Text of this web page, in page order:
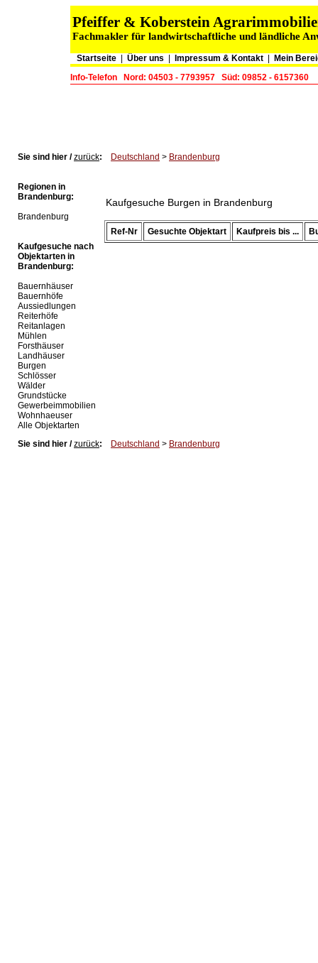
Pfeiffer & Koberstein
Fachmakler für landwirtschaftliche und ländliche
Startseite| Über uns Impressum & Kontakt|
Mein
Info-Telefon
Nord: 04503 - 7793957 Süd: 09852 - 6157360
Sie sind hier /zurück: Deutschland > Brandenburg
Regionen in
Brandenburg:
Brandenburg
Kaufgesuche nach
Objektarten in
Brandenburg:
Bauernhäuser
Bauernhöfe
Aussiedlungen
Reiterhöfe
Reitanlagen
Mühlen
Forsthäuser
Landhäuser
Burgen
Schlösser
Wälder
Grundstücke
Gewerbeimmobilien
Wohnhaeuser
Alle Objektarten
Kaufgesuche Burgen in Brandenburg
Ref-Nr Gesuchte Objektart Kaufpreis bis ...
Sie sind hier /zurück: Deutschland > Brandenburg